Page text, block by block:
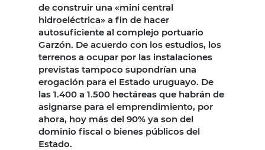
de construir una «mini central
hidroeléctrica» a fin de hacer
autosuficiente al complejo portuario
Garzón. De acuerdo con los estudios, los
terrenos a ocupar por las instalaciones
previstas tampoco supondrían una
erogación para el Estado uruguayo. De
las 1.400 a 1.500 hectáreas que habrán de
asignarse para el emprendimiento, por
ahora, hoy más del 90% ya son del
dominio fiscal o bienes públicos del
Estado.